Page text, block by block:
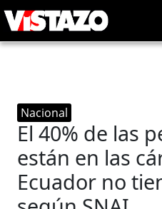
Nacional
El 40% de las
están en las
Ecuador no